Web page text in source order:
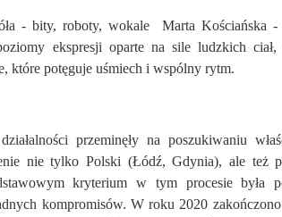
- bity, roboty, wokale Marta Kościańska -
ekspresji oparte na sile ludzkich ciał,
które potęguje uśmiech i wspólny rytm.
przeminęły na poszukiwaniu
nie tylko Polski (Łódź, Gdynia), ale też
kryterium w tym procesie była
kompromisów. W roku 2020